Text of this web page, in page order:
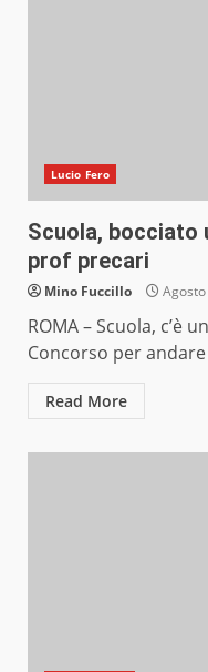
Lucio Fero
Scuola, bocciato
prof precari
Mino Fuccillo
ROMA – Scuola, c’è
Concorso per
Read More